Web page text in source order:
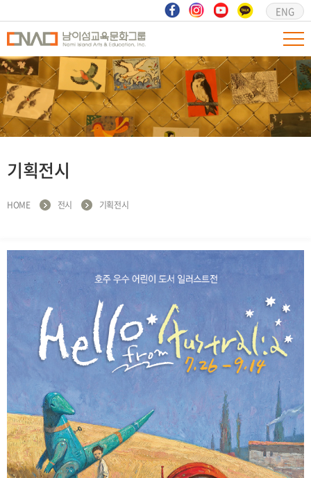
ENG
기획전시
HOME 전시 기획전시